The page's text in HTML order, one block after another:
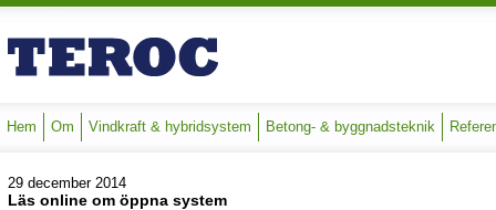
Hem Om Vindkraft & hybridsystem Betong- & byggnadsteknik
29 december 2014
Läs online om öppna system